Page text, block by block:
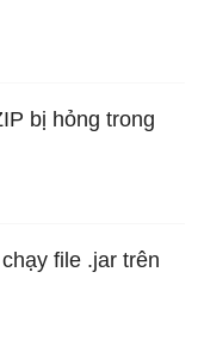
bị hỏng trong
file .jar trên